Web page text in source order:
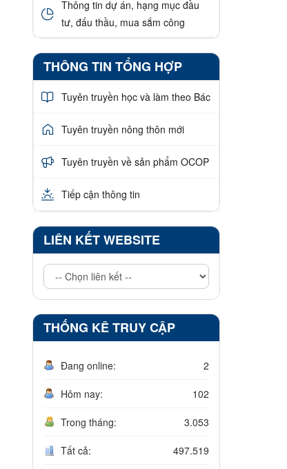
Thông tin dự án, hạng mục đầu
tư, đấu thầu, mua sắm công
THÔNG TIN TỔNG HỢP
Tuyên truyền học và làm theo Bác
Tuyên truyền nông thôn mới
Tuyên truyền về sản phẩm OCOP
Tiếp cận thông tin
LIÊN KẾT WEBSITE
THỐNG KÊ TRUY CẬP
Đang online: 2
Hôm nay: 102
Trong tháng: 3.053
Tất cả: 497.519